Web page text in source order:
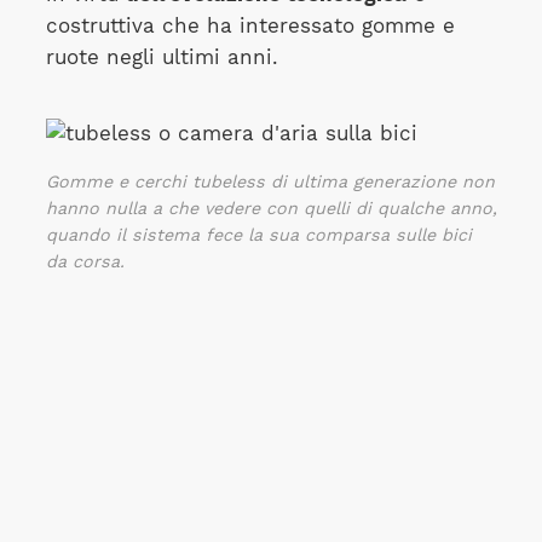
costruttiva che ha interessato gomme e
ruote negli ultimi anni.
Gomme e cerchi tubeless di ultima generazione non
hanno nulla a che vedere con quelli di qualche anno,
quando il sistema fece la sua comparsa sulle bici
da corsa.